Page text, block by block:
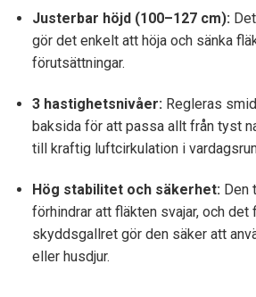
Justerbar höjd (100–127 cm):Det
gör det enkelt att höja och sänka
förutsättningar.
3 hastighetsnivåer:Regleras
baksida för att passa allt från tyst
till kraftig luftcirkulation i
Hög stabilitet och säkerhet:Den
förhindrar att fläkten svajar, och det
skyddsgallret gör den säker att
eller husdjur.